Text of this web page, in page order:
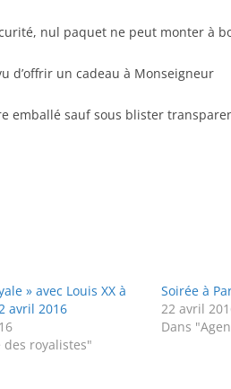
nul paquet ne peut monter à
d’offrir un cadeau à Monseigneur
emballé sauf sous blister
» avec Louis XX à
avril 2016
des royalistes"
Soirée à
22 avril
Dans